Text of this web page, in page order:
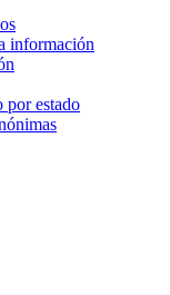
información
por estado